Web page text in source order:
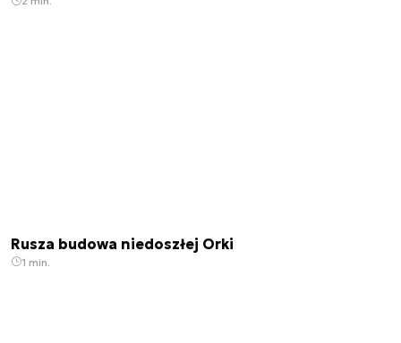
Rusza budowa niedoszłej Orki
1 min.